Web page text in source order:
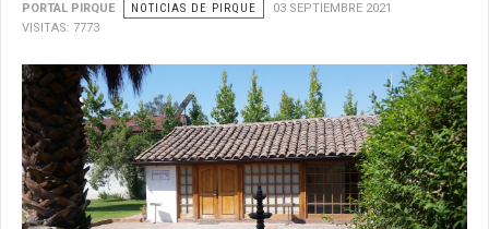
PORTAL PIRQUE NOTICIAS DE PIRQUE
03 SEPTIEMBRE 2021
VISITAS: 7773